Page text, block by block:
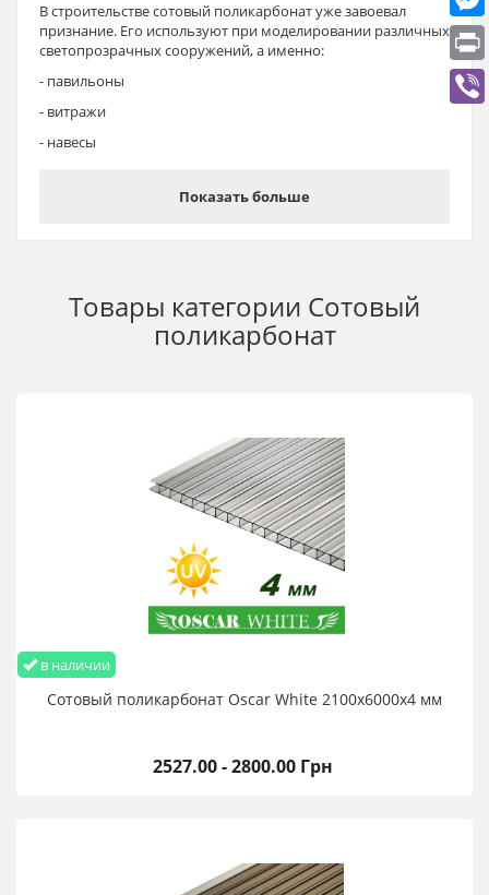
В строительстве сотовый поликарбонат уже завоевал
признание. Его используют при моделировании различных
светопрозрачных сооружений, а именно:
- павильоны
- витражи
- навесы
изготовленный по ГОСТу, особенно популярен в укрытии
парников, строительстве теплиц, оборудовании оранжерей
Показать больше
Товары категории Сотовый
поликарбонат
в наличии
Сотовый поликарбонат Oscar White 2100х6000х4 мм
2527.00 - 2800.00 Грн